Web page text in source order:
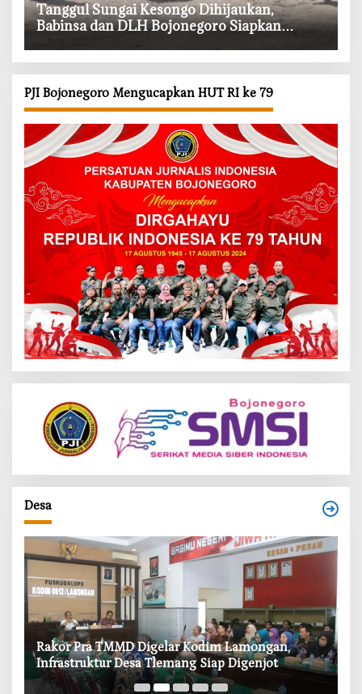
‎Tanggul Sungai Kesongo Dihijaukan,
Babinsa dan DLH Bojonegoro Siapkan
PJI Bojonegoro Mengucapkan HUT RI ke 79
Desa
‎Rakor Pra TMMD Digelar Kodim Lamongan,
Infrastruktur Desa Tlemang Siap Digenjot